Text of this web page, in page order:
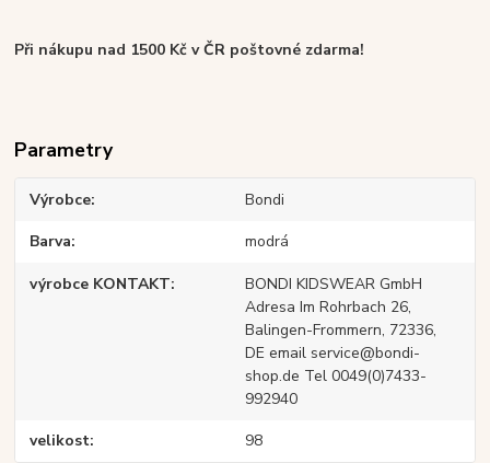
Při nákupu nad 1500 Kč v ČR poštovné zdarma!
Parametry
Výrobce Bondi
Barva modrá
výrobce KONTAKT
BONDI KIDSWEAR GmbH
Adresa Im Rohrbach 26,
Balingen-Frommern, 72336,
DE email service@bondi-
shop.de Tel 0049(0)7433-
992940
velikost 98